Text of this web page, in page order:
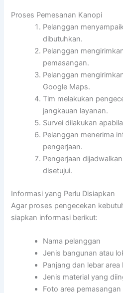
Proses Pemesanan Kanopi
Pelanggan
dibutuhkan.
Pelanggan
pemasangan.
Pelanggan
Google Maps.
Tim melakukan
jangkauan layanan.
Survei dilakukan
Pelanggan menerima
pengerjaan.
Pengerjaan
disetujui.
Informasi yang Perlu Disiapkan
Agar proses pengecekan
siapkan informasi berikut:
Nama pelanggan
Jenis bangunan atau
Panjang dan lebar area
Jenis material yang
Foto area pemasangan